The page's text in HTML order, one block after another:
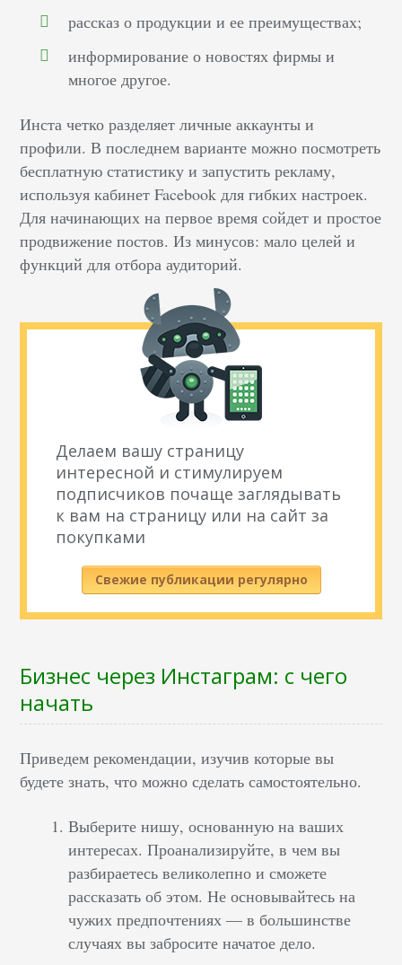
рассказ о продукции и ее преимуществах;
информирование о новостях фирмы и
многое другое.
Инста четко разделяет личные аккаунты и
профили. В последнем варианте можно посмотреть
бесплатную статистику и запустить рекламу,
используя кабинет Facebook для гибких настроек.
Для начинающих на первое время сойдет и простое
продвижение постов. Из минусов: мало целей и
функций для отбора аудиторий.
Делаем вашу страницу
интересной и стимулируем
подписчиков почаще заглядывать
к вам на страницу или на сайт за
покупками
Свежие публикации регулярно
Бизнес через Инстаграм: с чего
начать
Приведем рекомендации, изучив которые вы
будете знать, что можно сделать самостоятельно.
Выберите нишу, основанную на ваших
интересах. Проанализируйте, в чем вы
разбираетесь великолепно и сможете
рассказать об этом. Не основывайтесь на
чужих предпочтениях — в большинстве
случаях вы забросите начатое дело.